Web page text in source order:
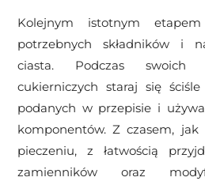
Kolejnym istotnym
potrzebnych składników i
ciasta. Podczas swoich
cukierniczych staraj się
podanych w przepisie i
komponentów. Z czasem,
pieczeniu, z łatwością
zamienników oraz